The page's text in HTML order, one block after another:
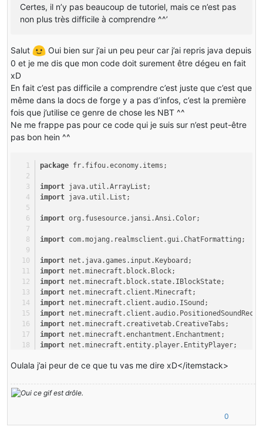
Certes, il n’y pas beaucoup de tutoriel, mais ce n’est pas
non plus très difficile à comprendre ^^’
Salut
Oui bien sur j’ai un peu peur car j’ai repris java depuis
0 et je me dis que mon code doit surement être dégeu en fait
xD
En fait c’est pas difficile a comprendre c’est juste que c’est que
même dans la docs de forge y a pas d’infos, c’est la première
fois que j’utilise ce genre de chose les NBT ^^
Ne me frappe pas pour ce code qui je suis sur n’est peut-être
pas bon hein ^^
package fr.fifou.economy.items;
import java.util.ArrayList;
import java.util.List;
import org.fusesource.jansi.Ansi.Color;
import com.mojang.realmsclient.gui.ChatFormatting;
import net.java.games.input.Keyboard;
import net.minecraft.block.Block;
import net.minecraft.block.state.IBlockState;
import net.minecraft.client.Minecraft;
import net.minecraft.client.audio.ISound;
import
import net.minecraft.creativetab.CreativeTabs;
import net.minecraft.enchantment.Enchantment;
import net.minecraft.entity.player.EntityPlayer;
import net.minecraft.init.SoundEvents;
import net.minecraft.item.ItemStack;
import net.minecraft.nbt.NBTTagCompound;
Oulala j’ai peur de ce que tu vas me dire xD</itemstack>
0